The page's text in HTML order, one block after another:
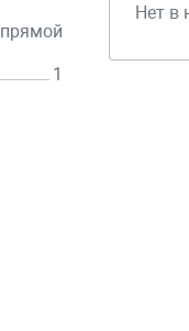
прямой
1
Нет в